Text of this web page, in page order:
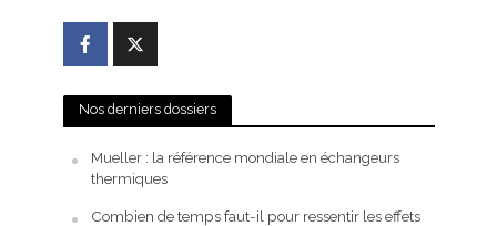
Nos derniers dossiers
Mueller : la référence mondiale en échangeurs
thermiques
Combien de temps faut-il pour ressentir les effets